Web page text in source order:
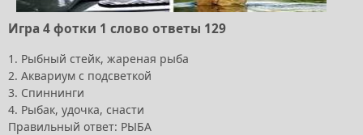
Игра 4 фотки 1 слово ответы 129
1. Рыбный стейк, жареная рыба
2. Аквариум с подсветкой
3. Спиннинги
4. Рыбак, удочка, снасти
Правильный ответ: РЫБА